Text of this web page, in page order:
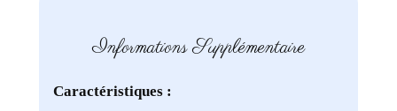
Informations Supplémentaire
Caractéristiques :